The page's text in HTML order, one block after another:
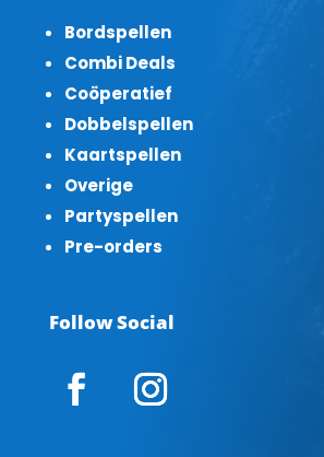
Bordspellen
Combi Deals
Coöperatief
Dobbelspellen
Kaartspellen
Overige
Partyspellen
Pre-orders
Follow Social